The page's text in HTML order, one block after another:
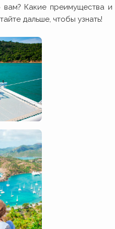
вам? Какие преимущества и
дальше, чтобы узнать!